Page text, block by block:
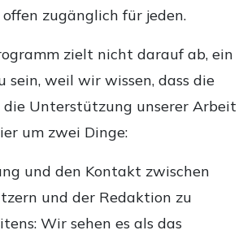
zugänglich für jeden.
zielt nicht darauf ab, ein
sein, weil wir wissen, dass die
Unterstützung unserer Arbeit
um zwei Dinge:
und den Kontakt zwischen
und der Redaktion zu
Wir sehen es als das